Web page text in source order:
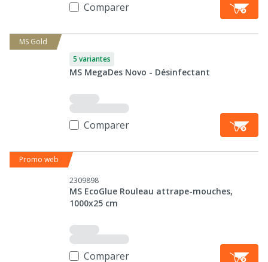
Comparer
MS Gold
5 variantes
MS MegaDes Novo - Désinfectant
Comparer
Promo web
2309898
MS EcoGlue Rouleau attrape-mouches,
1000x25 cm
Comparer